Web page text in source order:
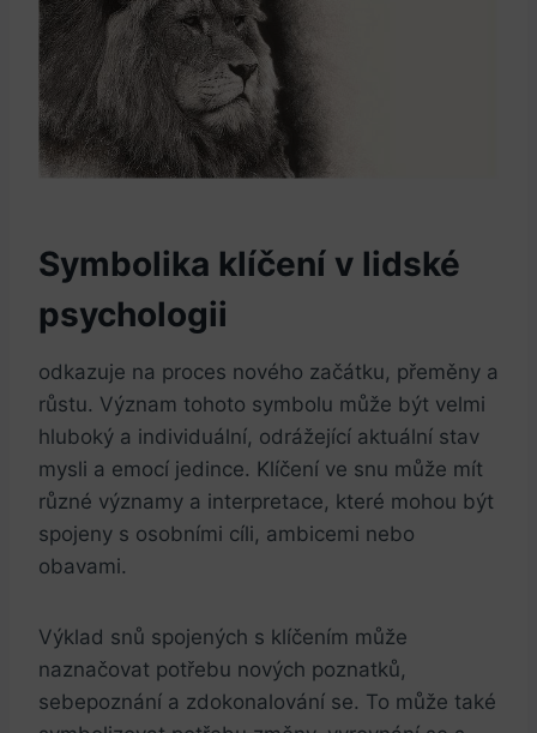
Symbolika klíčení v lidské
psychologii
odkazuje na proces nového začátku, přeměny a
růstu. Význam tohoto symbolu může být velmi
hluboký a individuální, odrážející aktuální stav
mysli a emocí jedince. Klíčení ve snu může mít
různé významy a interpretace, které mohou být
spojeny s osobními cíli, ambicemi nebo
obavami.
Výklad snů spojených s klíčením může
naznačovat potřebu nových poznatků,
sebepoznání a zdokonalování se. To může také